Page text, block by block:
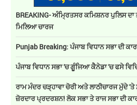
BREAKING- ਅੰਮ੍ਰਿਤਸਰ ਕਮਿਸ਼ਨਰ ਪੁਲਿਸ ਦਾ
ਮਿਲਿਆ ਚਾਰਜ
Punjab Breaking: ਪੰਜਾਬ ਵਿਧਾਨ ਸਭਾ ਦੀ
ਪੰਜਾਬ ਵਿਧਾਨ ਸਭਾ 'ਚ ਗੂੰਜਿਆ ਕੈਨੇਡਾ 'ਚ ਫਸੇ
ਰਾਮ ਮੰਦਰ ਚੜ੍ਹਾਵਾ ਚੋਰੀ ਅਤੇ ਲਾਠੀਚਾਰਜ ਮੁੱਦੇ 'ਤੇ
ਜ਼ੋਰਦਾਰ ਪ੍ਰਦਰਸ਼ਨ! ਲੋਕ ਸਭਾ ਤੇ ਰਾਜ ਸਭਾ ਦੀ